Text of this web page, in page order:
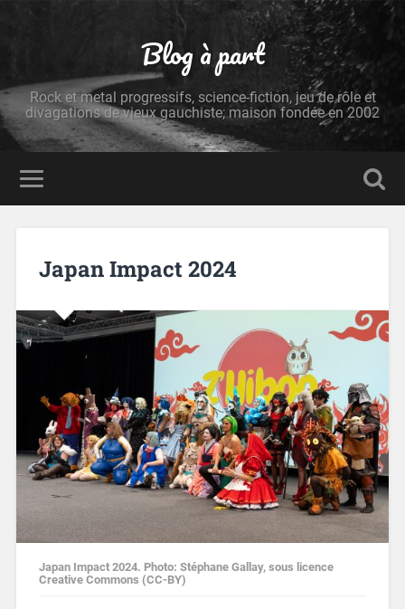
Blog à part
Rock et metal progressifs, science-fiction, jeu de rôle et
divagations de vieux gauchiste; maison fondée en 2002
Japan Impact 2024
Japan Impact 2024. Photo: Stéphane Gallay, sous licence
Creative Commons (CC-BY)